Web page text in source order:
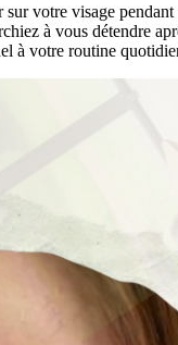
votre visage
à vous détendre
à votre routine